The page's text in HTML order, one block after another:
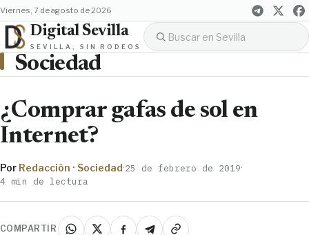
viernes, 7 de agosto de 2026
Digital Sevilla
SEVILLA, SIN RODEOS
Sociedad
¿Comprar gafas de sol en
Internet?
Por Redacción · Sociedad·25 de febrero de 2019·
4 min de lectura
COMPARTIR